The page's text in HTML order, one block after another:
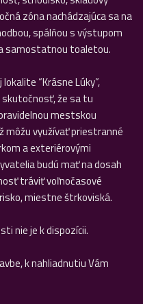
zóna nachádzajúca sa na
spálňou s výstupom
samostatnou toaletou.
“Krásne Lúky”,
že sa tu
mestskou
môžu využívať priestranné
a exteriérovými
budú mať na dosah
tráviť voľnočasové
miestne štrkoviská.
nie je k dispozícii.
k nahliadnutiu Vám